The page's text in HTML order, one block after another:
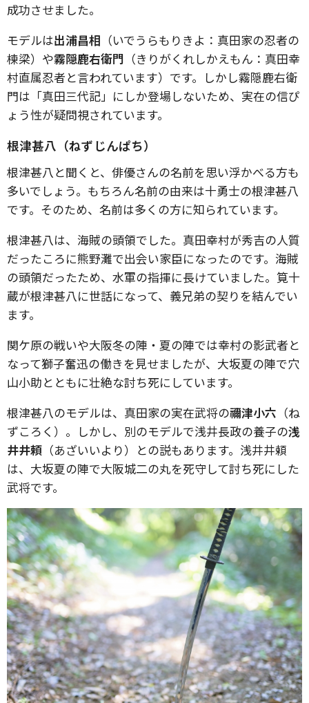
成功させました。
モデルは出浦昌相 （いでうらもりきよ：真田家の忍者の
棟梁）や霧隠鹿右衛門 （きりがくれしかえもん：真田幸
村直属忍者と言われています）です。しかし霧隠鹿右衛
門は「真田三代記」にしか登場しないため、実在の信ぴ
ょう性が疑問視されています。
根津甚八（ねずじんぱち）
根津甚八と聞くと、俳優さんの名前を思い浮かべる方も
多いでしょう。もちろん名前の由来は十勇士の根津甚八
です。そのため、名前は多くの方に知られています。
根津甚八は、海賊の頭領でした。真田幸村が秀吉の人質
だったころに熊野灘で出会い家臣になったのです。海賊
の頭領だったため、水軍の指揮に長けていました。筧十
蔵が根津甚八に世話になって、義兄弟の契りを結んでい
ます。
関ケ原の戦いや大阪冬の陣・夏の陣では幸村の影武者と
なって獅子奮迅の働きを見せましたが、大坂夏の陣で穴
山小助とともに壮絶な討ち死にしています。
根津甚八のモデルは、真田家の実在武将の禰津小六 （ね
ずころく）。しかし、別のモデルで浅井長政の養子の浅
井井頼 （あざいいより）との説もあります。浅井井頼
は、大坂夏の陣で大阪城二の丸を死守して討ち死にした
武将です。